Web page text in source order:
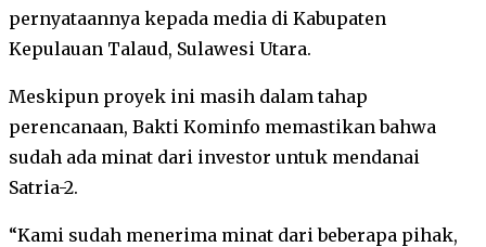
pernyataannya kepada media di Kabupaten
Kepulauan Talaud, Sulawesi Utara.
Meskipun proyek ini masih dalam tahap
perencanaan, Bakti Kominfo memastikan bahwa
sudah ada minat dari investor untuk mendanai
Satria-2.
“Kami sudah menerima minat dari beberapa pihak,